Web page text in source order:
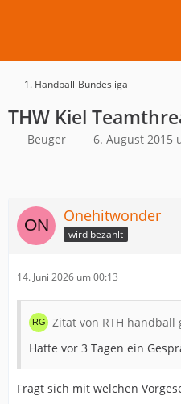
1. Handball-Bundesliga
THW Kiel
Beuger 6. August 2015
Onehitwonder
wird bezahlt
14. Juni 2026 um 00:13
Zitat von RTH handball
Hatte vor 3 Tagen ein
Fragt sich mit welchen